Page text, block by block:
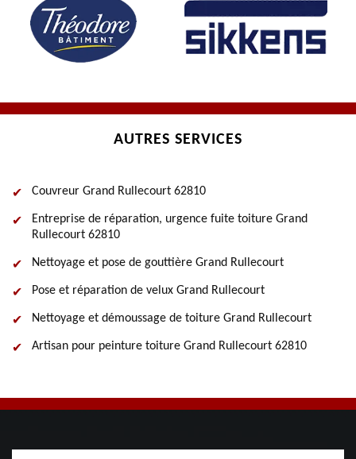
AUTRES SERVICES
Couvreur Grand Rullecourt 62810
Entreprise de réparation, urgence fuite toiture Grand
Rullecourt 62810
Nettoyage et pose de gouttière Grand Rullecourt
Pose et réparation de velux Grand Rullecourt
Nettoyage et démoussage de toiture Grand Rullecourt
Artisan pour peinture toiture Grand Rullecourt 62810